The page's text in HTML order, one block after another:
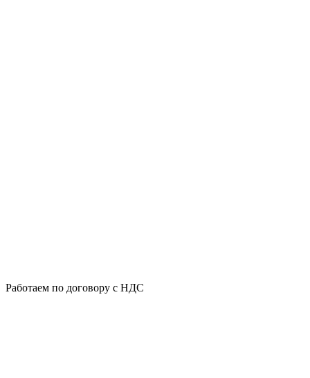
Работаем по договору с НДС